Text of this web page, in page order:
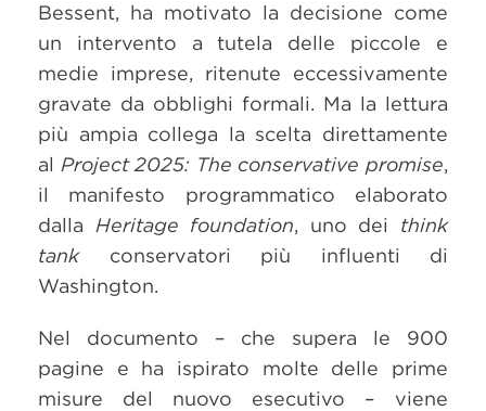
Bessent, ha motivato la decisione come
un intervento a tutela delle piccole e
medie imprese, ritenute eccessivamente
gravate da obblighi formali. Ma la lettura
più ampia collega la scelta direttamente
al Project 2025: The conservative promise,
il manifesto programmatico elaborato
dalla Heritage foundation, uno dei think
tank conservatori più influenti di
Washington.
Nel documento – che supera le 900
pagine e ha ispirato molte delle prime
misure del nuovo esecutivo – viene